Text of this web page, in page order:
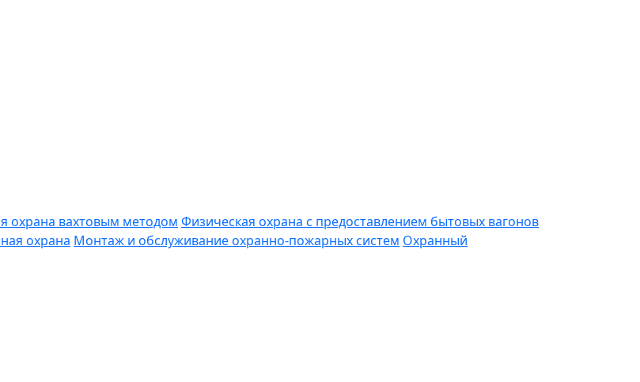
охрана вахтовым методом Физическая охрана с предоставлением бытовых вагонов
охрана Монтаж и обслуживание охранно-пожарных систем Охранный